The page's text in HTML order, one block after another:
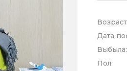
Дата
Выбыла:
Пол: